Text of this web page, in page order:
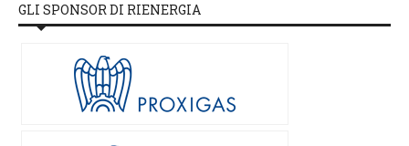
GLI SPONSOR DI RIENERGIA